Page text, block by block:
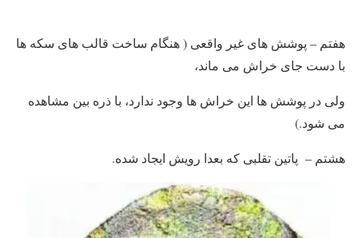
هفتم – پوشش های غیر واقعی ( هنگام ساخت قالب های سکه ها
با دست جای خراش می ماند،
ولی در پوشش ها این خراش ها وجود ندارد، با ذره بین مشاهده
می شود.)
هشتم – پاتین تقلبی که بعدا رویش ایجاد شده.